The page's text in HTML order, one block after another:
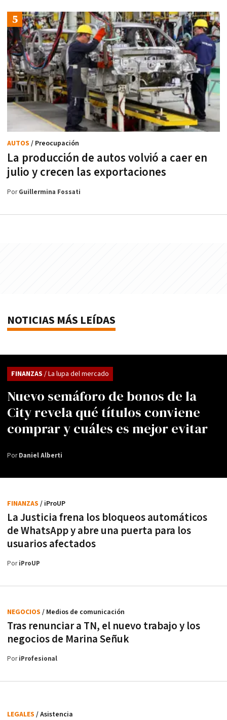
La producción de autos volvió a caer en
julio y crecen las exportaciones
AUTOS / Preocupación
PorGuillermina Fossati
NOTICIAS MÁS LEÍDAS
Nuevo semáforo de bonos de la
City revela qué títulos conviene
comprar y cuáles es mejor evitar
FINANZAS / La lupa del mercado
PorDaniel Alberti
La Justicia frena los bloqueos automáticos
de WhatsApp y abre una puerta para los
usuarios afectados
FINANZAS / iProUP
PoriProUP
Tras renunciar a TN, el nuevo trabajo y los
negocios de Marina Señuk
NEGOCIOS / Medios de comunicación
PoriProfesional
LEGALES / Asistencia